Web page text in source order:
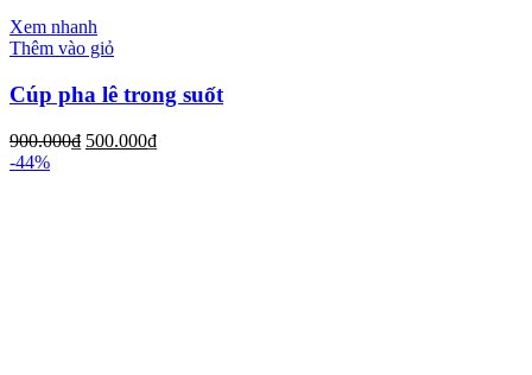
Xem nhanh
Thêm vào giỏ
Cúp pha lê trong suốt
900.000₫ 500.000₫
-44%